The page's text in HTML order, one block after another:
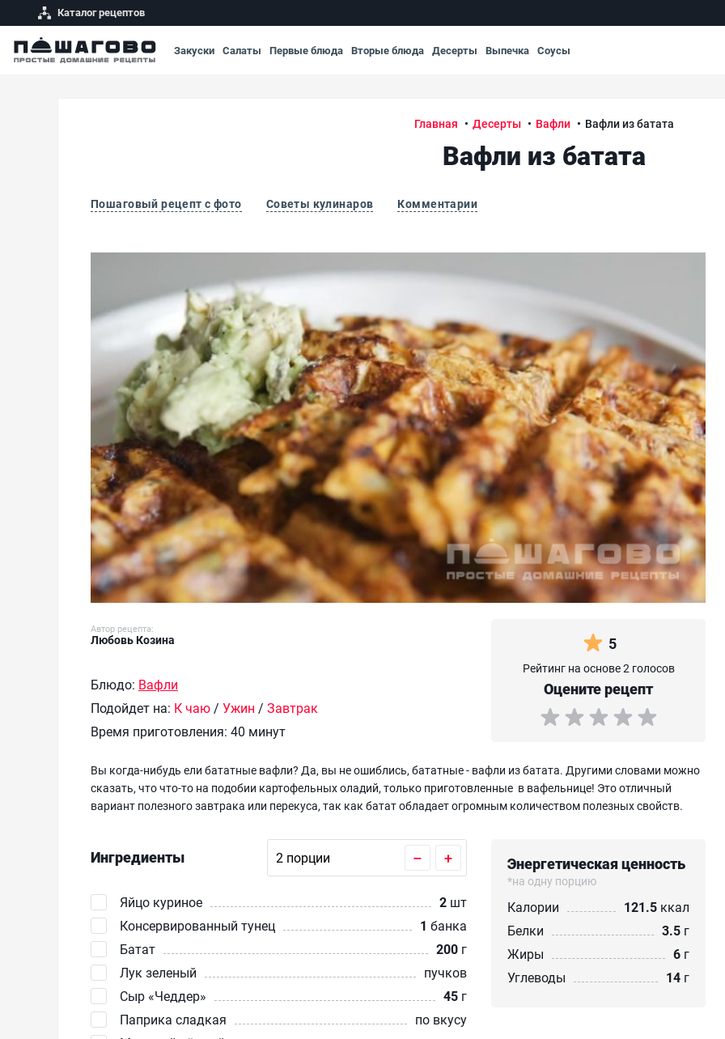
Каталог рецептов
Закуски Салаты Первые блюда Вторые блюда Десерты Выпечка Соусы
Главная Десерты Вафли Вафли из батата
Вафли из батата
Пошаговый рецепт с фото Советы кулинаров Комментарии
Автор рецепта:
Любовь Козина
Блюдо: Вафли
Подойдет на: К чаю / Ужин / Завтрак
Время приготовления: 40 минут
5
Рейтинг на основе 2 голосов
Оцените рецепт
Вы когда-нибудь ели бататные вафли? Да, вы не ошиблись, бататные - вафли из батата. Другими словами можно
сказать, что что-то на подобии картофельных оладий, только приготовленные в вафельнице! Это отличный
вариант полезного завтрака или перекуса, так как батат обладает огромным количеством полезных свойств.
Ингредиенты – +
Яйцо куриное 2 шт
Консервированный тунец
1 банка
Батат
200 г
Лук зеленый
пучков
Сыр «Чеддер»‎
45 г
Паприка сладкая
по вкусу
Энергетическая ценность
*на одну порцию
Калории 121.5 ккал
Белки
3.5 г
Жиры
6 г
Углеводы
14 г